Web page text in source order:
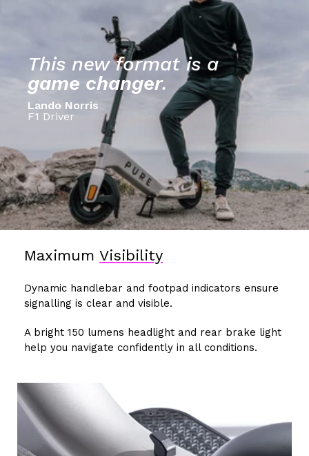
This new format is a
game changer.
Lando Norris
F1 Driver
Maximum Visibility
Dynamic handlebar and footpad indicators ensure
signalling is clear and visible.
A bright 150 lumens headlight and rear brake light
help you navigate confidently in all conditions.